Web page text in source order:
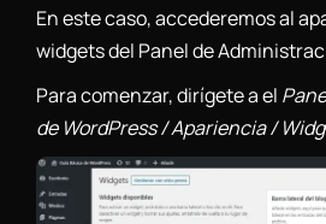
En este caso, accederemos al
widgets del Panel de
Para comenzar, dirígete a el
de WordPress / Apariencia /